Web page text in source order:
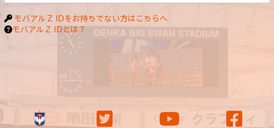
モバアルＺ IDをお持ちでない方はこちらへ
モバアルＺ IDとは？